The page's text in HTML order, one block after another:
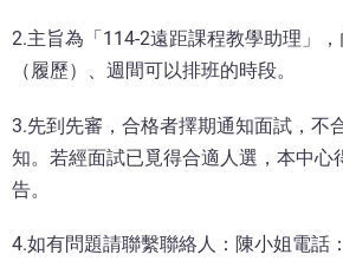
2.主旨為「114-2遠距課程教學助理」
（履歷）、週間可以排班的時段。
3.先到先審，合格者擇期通知面試，不
知。若經面試已覓得合適人選，本中心
告。
4.如有問題請聯繫聯絡人：陳小姐電話